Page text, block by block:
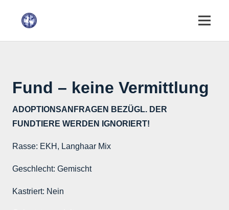
Fund – keine Vermittlung
ADOPTIONSANFRAGEN BEZÜGL. DER
FUNDTIERE WERDEN IGNORIERT!
Rasse: EKH, Langhaar Mix
Geschlecht: Gemischt
Kastriert: Nein